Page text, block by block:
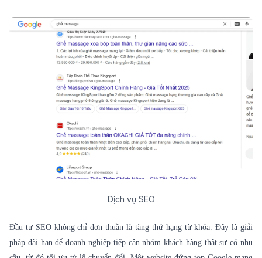
Dịch vụ SEO
Đầu tư SEO không chỉ đơn thuần là tăng thứ hạng từ khóa. Đây là giải
pháp dài hạn để doanh nghiệp tiếp cận nhóm khách hàng thật sự có nhu